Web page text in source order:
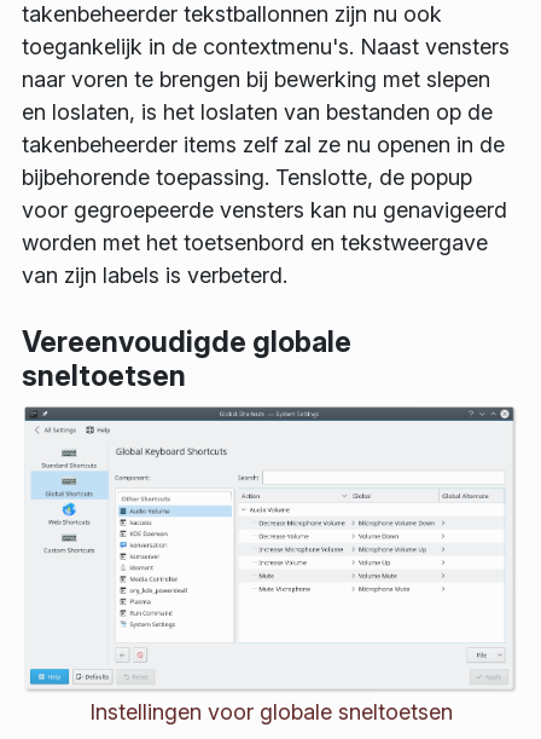
takenbeheerder tekstballonnen zijn nu ook
toegankelijk in de contextmenu's. Naast vensters
naar voren te brengen bij bewerking met slepen
en loslaten, is het loslaten van bestanden op de
takenbeheerder items zelf zal ze nu openen in de
bijbehorende toepassing. Tenslotte, de popup
voor gegroepeerde vensters kan nu genavigeerd
worden met het toetsenbord en tekstweergave
van zijn labels is verbeterd.
Vereenvoudigde globale
sneltoetsen
Instellingen voor globale sneltoetsen